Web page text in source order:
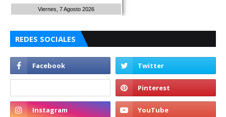
Viernes, 7 Agosto 2026
REDES SOCIALES